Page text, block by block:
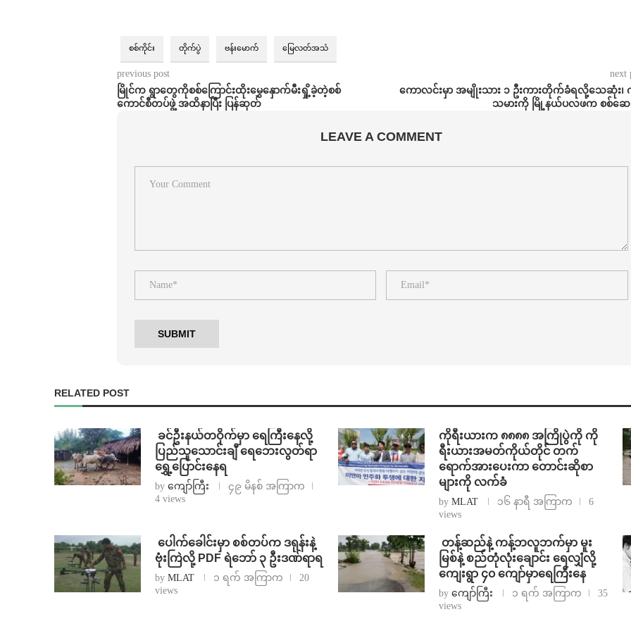
စစ်ကိုင်း တိုက်ပွဲ ဗန်းမောက် မြေလတ်အသံ
previous post
မြိုင်က ရွာတွေကိုစစ်ကြောင်းထိုးမွှေနှောက်မီးရှို့ခဲ့တဲ့စစ်
ကောင်စီတပ်ဖွဲ့ အထိနာပြီး ပြန်ဆုတ်
next
ကောလင်းမှာ အမျိုးသား ၁ ဦးကားတိုက်ခံရလို့သေဆုံး၊
သမားကို မြို့နယ်ပလဖက စစ်ဆေ
LEAVE A COMMENT
RELATED POST
⁩ ⁨ခင်ဦးနယ်တဝိုက်မှာ ရေကြီးနေလို့
ပြည်သူသောင်းချီ ရေဘေးလွတ်ရာ
ရွှေ့ပြောင်းနေရ
by ကျော်ကြီး
၄၉ မိနစ် အကြာက
4 views
ကိုရီးယားက ၈၈၈၈ အကြိုပွဲကို ကို
ရီးယားအမတ်ကိုယ်တိုင် တက်
ရောက်အားပေးကာ တောင်းဆိုစာ
များကို လက်ခံ
by MLAT ၁၆ နာရီ အကြာက
6
views
⁩ ⁨ပေါက်ခေါင်းမှာ စစ်တပ်က ဒရုန်းနဲ့
ဗုံးကြဲလို့ PDF ရဲဘော် ၃ ဦးဒဏ်ရာရ
by MLAT ၁ ရက် အကြာက
20
views
⁩ ⁨တန့်ဆည်နဲ့ ကန့်ဘလူဘက်မှာ မူး
မြစ်နဲ့ စည်တုံလုံးချောင်း ရေလျှံလို့
ကျေးရွာ ၄၀ ကျော်မှာရေကြီးနေ
by ကျော်ကြီး ၁ ရက် အကြာက
35
views